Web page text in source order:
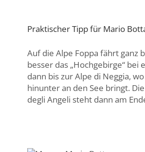
Praktischer Tipp für Mario
Auf die Alpe Foppa fährt ganz
besser das „Hochgebirge“
dann bis zur Alpe di Neggia,
hinunter an den See bringt.
degli Angeli steht dann am